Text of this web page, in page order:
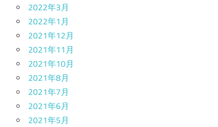
2022年3月
2022年1月
2021年12月
2021年11月
2021年10月
2021年8月
2021年7月
2021年6月
2021年5月